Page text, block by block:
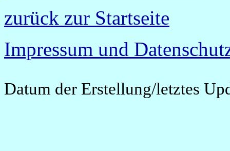
zurück zur Startseite
Impressum und
Datum der Erstellung/letztes